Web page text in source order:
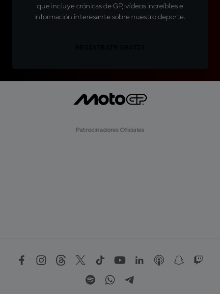
que incluye crónicas de GP, vídeos increíbles e
información interesante sobre nuestro deporte.
Patrocinadores Oficiales